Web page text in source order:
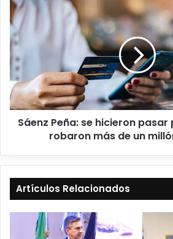
Sáenz Peña: se hicieron
robaron más de un
Artículos Relacionados